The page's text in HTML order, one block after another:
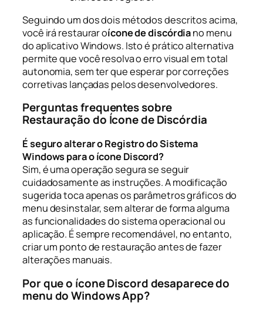
Seguindo um dos dois métodos descritos acima,
você irá restaurar oícone de discórdiano menu
do aplicativo Windows. Isto é práticoalternativa
permite que você resolva o erro visual em total
autonomia, sem ter que esperar por correções
corretivas lançadas pelos desenvolvedores.
Perguntas frequentes sobre
Restauração do Ícone de Discórdia
É seguro alterar o Registro do Sistema
Windows para o ícone Discord?
Sim, é uma operação segura se seguir
cuidadosamente as instruções. A modificação
sugerida toca apenas os parâmetros gráficos do
menu desinstalar, sem alterar de forma alguma
as funcionalidades do sistema operacional ou
aplicação. É sempre recomendável, no entanto,
criar um ponto de restauração antes de fazer
alterações manuais.
Por que o ícone Discord desaparece do
menu do Windows App?